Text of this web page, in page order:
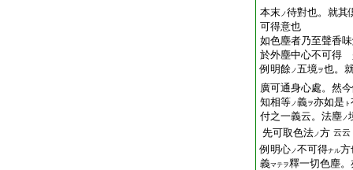
本末ノ待對也。就其
可得意也
如色塵者乃至聲香
於外塵中心不可得
例明餘ノ五境ヲ也。
廣可通身心處。然
知相等ノ義ヲ亦如是 ト
付之一義云。法塵ノ
先可取色法ノ方 云云
例明心ノ不可得ナル方
義マテヲ釋一切色塵。